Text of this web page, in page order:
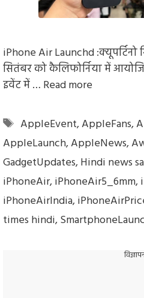
iPhone Air Launchd
सितंबर को कैलिफोर्निया में
इवेंट में … Read more
Tags
AppleEvent,AppleFans,
AppleLaunch,AppleNews,
GadgetUpdates,Hindi news
iPhoneAir,iPhoneAir5_6mm,
iPhoneAirIndia,
times hindi,